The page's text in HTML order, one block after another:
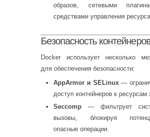
образов, сетевыми
средствами управления
Безопасность
Docker использует несколько
для обеспечения безопасности:
AppArmor и SELinux—
доступ контейнеров к ресурсам
Seccomp — фильтрует
вызовы, блокируя
опасные операции.